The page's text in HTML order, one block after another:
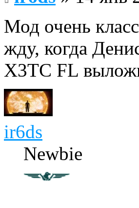
Мод очень
жду, когда
X3TC FL
ir6ds
Newbie